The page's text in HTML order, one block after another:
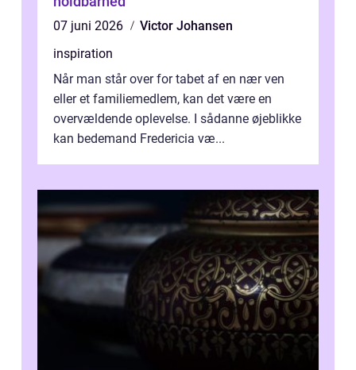
07 juni 2026
Victor Johansen
inspiration
Når man står over for tabet af en nær ven
eller et familiemedlem, kan det være en
overvældende oplevelse. I sådanne øjeblikke
kan bedemand Fredericia væ...